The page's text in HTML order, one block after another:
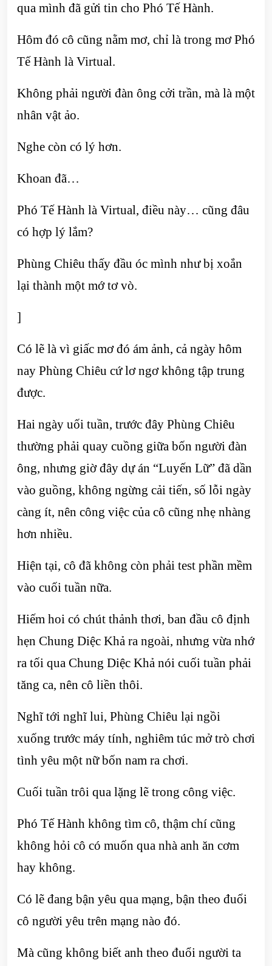
qua mình đã gửi tin cho Phó Tế Hành.
Hôm đó cô cũng nằm mơ, chỉ là trong mơ Phó
Tế Hành là Virtual.
Không phải người đàn ông cởi trần, mà là một
nhân vật ảo.
Nghe còn có lý hơn.
Khoan đã…
Phó Tế Hành là Virtual, điều này… cũng đâu
có hợp lý lắm?
Phùng Chiêu thấy đầu óc mình như bị xoắn
lại thành một mớ tơ vò.
]
Có lẽ là vì giấc mơ đó ám ảnh, cả ngày hôm
nay Phùng Chiêu cứ lơ ngơ không tập trung
được.
Hai ngày uối tuần, trước đây Phùng Chiêu
thường phải quay cuồng giữa bốn người đàn
ông, nhưng giờ đây dự án “Luyến Lữ” đã dần
vào guồng, không ngừng cải tiến, số lỗi ngày
càng ít, nên công việc của cô cũng nhẹ nhàng
hơn nhiều.
Hiện tại, cô đã không còn phải test phần mềm
vào cuối tuần nữa.
Hiếm hoi có chút thảnh thơi, ban đầu cô định
hẹn Chung Diệc Khả ra ngoài, nhưng vừa nhớ
ra tối qua Chung Diệc Khả nói cuối tuần phải
tăng ca, nên cô liền thôi.
Nghĩ tới nghĩ lui, Phùng Chiêu lại ngồi
xuống trước máy tính, nghiêm túc mở trò chơi
tình yêu một nữ bốn nam ra chơi.
Cuối tuần trôi qua lặng lẽ trong công việc.
Phó Tế Hành không tìm cô, thậm chí cũng
không hỏi cô có muốn qua nhà anh ăn cơm
hay không.
Có lẽ đang bận yêu qua mạng, bận theo đuổi
cô người yêu trên mạng nào đó.
Mà cũng không biết anh theo đuổi người ta